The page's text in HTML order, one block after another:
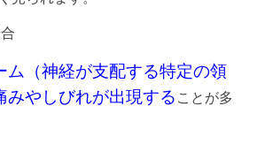
ム（神経が支配する特定の領
みやしびれが出現することが多